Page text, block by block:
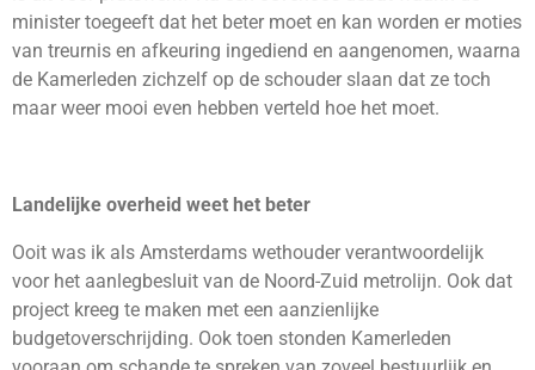
minister toegeeft dat het beter moet en kan worden er moties
van treurnis en afkeuring ingediend en aangenomen, waarna
de Kamerleden zichzelf op de schouder slaan dat ze toch
maar weer mooi even hebben verteld hoe het moet.
Landelijke overheid weet het beter
Ooit was ik als Amsterdams wethouder verantwoordelijk
voor het aanlegbesluit van de Noord-Zuid metrolijn. Ook dat
project kreeg te maken met een aanzienlijke
budgetoverschrijding. Ook toen stonden Kamerleden